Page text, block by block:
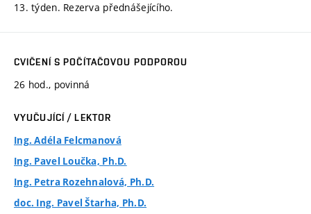
13. týden. Rezerva přednášejícího.
CVIČENÍ S POČÍTAČOVOU PODPOROU
26 hod., povinná
VYUČUJÍCÍ / LEKTOR
Ing. Adéla Felcmanová
Ing. Pavel Loučka, Ph.D.
Ing. Petra Rozehnalová, Ph.D.
doc. Ing. Pavel Štarha, Ph.D.